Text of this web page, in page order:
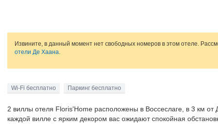
Извините, в данный момент нет свободных номеров в этом отеле.
отели Де Хаана.
Wi-Fi бесплатно Паркинг бесплатно
2 виллы отеля Floris'Home расположены в Воссеслаге, в 3 км
каждой вилле с ярким декором вас ожидают спокойная